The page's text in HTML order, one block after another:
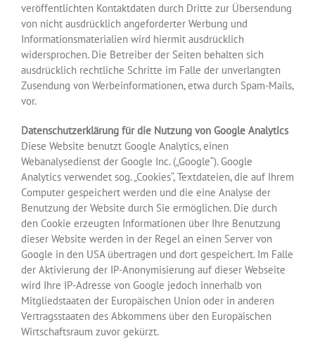
veröffentlichten Kontaktdaten durch Dritte zur Übersendung
von nicht ausdrücklich angeforderter Werbung und
Informationsmaterialien wird hiermit ausdrücklich
widersprochen. Die Betreiber der Seiten behalten sich
ausdrücklich rechtliche Schritte im Falle der unverlangten
Zusendung von Werbeinformationen, etwa durch Spam-Mails,
vor.
Datenschutzerklärung für die Nutzung von Google Analytics
Diese Website benutzt Google Analytics, einen
Webanalysedienst der Google Inc. („Google“). Google
Analytics verwendet sog. „Cookies“, Textdateien, die auf Ihrem
Computer gespeichert werden und die eine Analyse der
Benutzung der Website durch Sie ermöglichen. Die durch
den Cookie erzeugten Informationen über Ihre Benutzung
dieser Website werden in der Regel an einen Server von
Google in den USA übertragen und dort gespeichert. Im Falle
der Aktivierung der IP-Anonymisierung auf dieser Webseite
wird Ihre IP-Adresse von Google jedoch innerhalb von
Mitgliedstaaten der Europäischen Union oder in anderen
Vertragsstaaten des Abkommens über den Europäischen
Wirtschaftsraum zuvor gekürzt.